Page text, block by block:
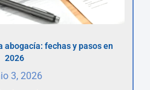
abogacía: fechas y pasos en
2026
3, 2026